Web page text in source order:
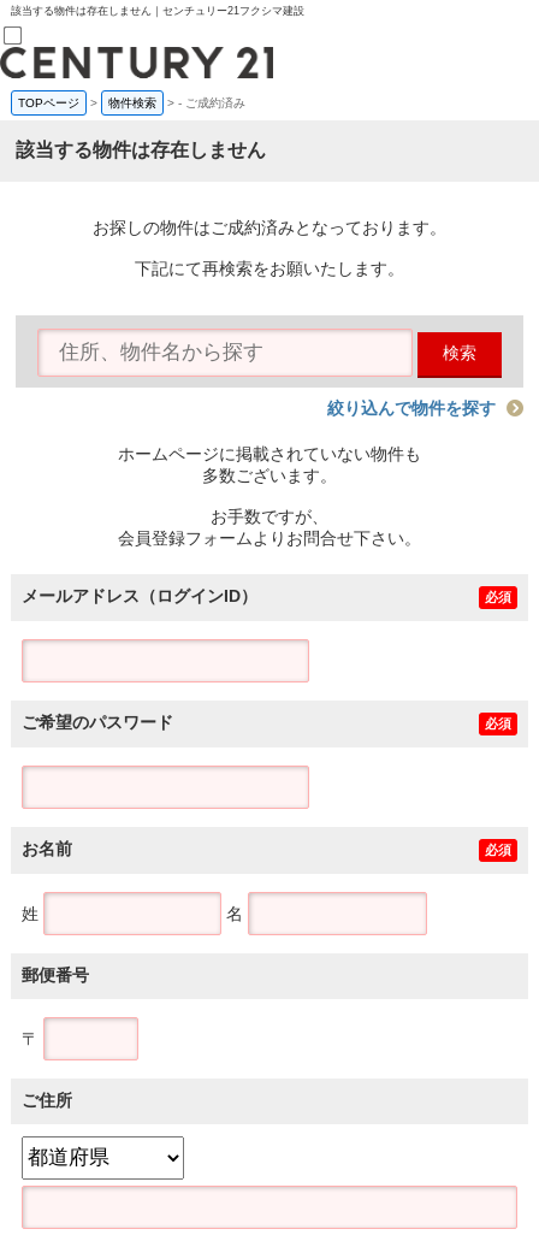
該当する物件は存在しません｜センチュリー21フクシマ建設
売買部
0120-800-844
賃貸部
会員メニュー
物件を探す
購入TOP
条件から探す
住宅ローン控除シミュレータ
TOPページ > 物件検索 >- ご成約済み
該当する物件は存在しません
お探しの物件はご成約済みとなっております。
下記にて再検索をお願いたします。
検索
絞り込んで物件を探す
ホームページに掲載されていない物件も
多数ございます。
お手数ですが、
会員登録フォームよりお問合せ下さい。
メールアドレス（ログインID） 必須
ご希望のパスワード 必須
お名前 必須
姓 名
郵便番号
〒
ご住所